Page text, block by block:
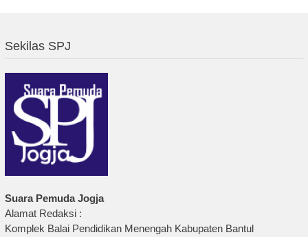
Sekilas SPJ
Suara Pemuda Jogja
Alamat Redaksi :
Komplek Balai Pendidikan Menengah Kabupaten Bantul